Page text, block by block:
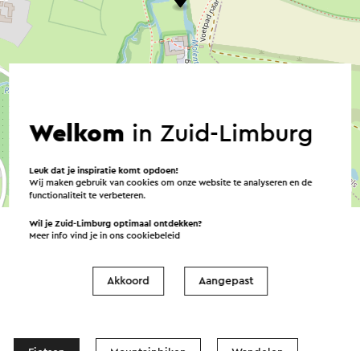
© OpenStreetMap contributors
Routes in de buurt
Welkom in Zuid-Limburg
Leuk dat je inspiratie komt opdoen!
Wij maken gebruik van cookies om onze website te analyseren en de
functionaliteit te verbeteren.
Wil je Zuid-Limburg optimaal ontdekken?
Meer info vind je in onscookiebeleid
Akkoord Aangepast